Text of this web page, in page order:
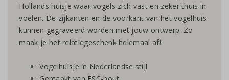
Hollands huisje waar vogels zich vast en zeker thuis in
voelen. De zijkanten en de voorkant van het vogelhuis
kunnen gegraveerd worden met jouw ontwerp. Zo
maak je het relatiegeschenk helemaal af!
Vogelhuisje in Nederlandse stijl